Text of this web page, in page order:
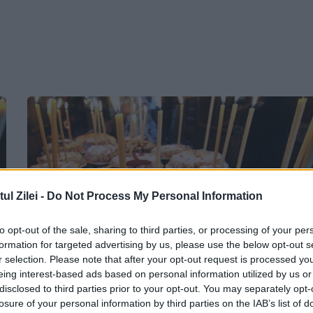
Zilei - Do Not Process My Personal Information
opt-out of the sale, sharing to third parties, or processing of your
for targeted advertising by us, please use the below opt-out
selection. Please note that after your opt-out request is processed
interest-based ads based on personal information utilized by us
to third parties prior to your opt-out. You may separately
of your personal information by third parties on the IAB’s list of
Moșii de iarnă 2023. Ce trebuie să dăm